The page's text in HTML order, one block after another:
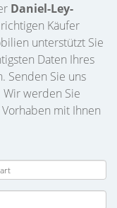
Daniel-Ley-
Käufer
unterstützt Sie
Daten Ihres
Senden Sie uns
Wir werden Sie
mit Ihnen